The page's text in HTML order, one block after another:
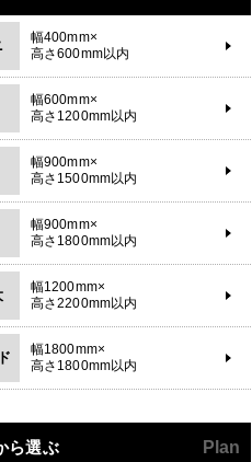
幅400mm×
高さ600mm以内
幅600mm×
高さ1200mm以内
幅900mm×
高さ1500mm以内
幅900mm×
高さ1800mm以内
幅1200mm×
高さ2200mm以内
幅1800mm×
高さ1800mm以内
ら選ぶ Plan